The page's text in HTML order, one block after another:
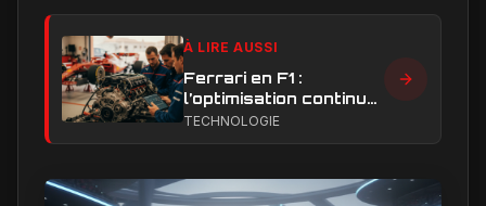
À LIRE AUSSI
Ferrari en F1 :
l’optimisation continue,
clé de la remontée et
TECHNOLOGIE